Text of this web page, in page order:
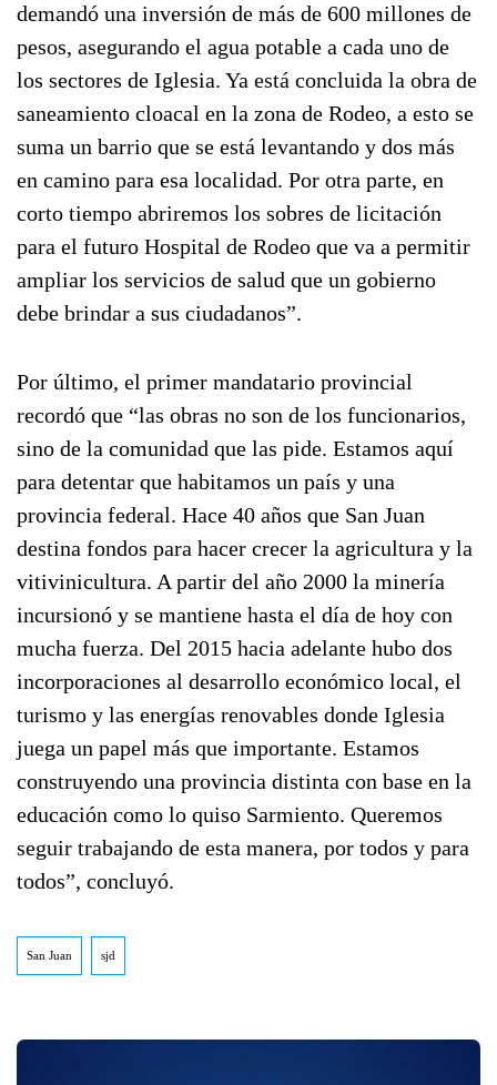
demandó una inversión de más de 600 millones de
pesos, asegurando el agua potable a cada uno de
los sectores de Iglesia. Ya está concluida la obra de
saneamiento cloacal en la zona de Rodeo, a esto se
suma un barrio que se está levantando y dos más
en camino para esa localidad. Por otra parte, en
corto tiempo abriremos los sobres de licitación
para el futuro Hospital de Rodeo que va a permitir
ampliar los servicios de salud que un gobierno
debe brindar a sus ciudadanos”.
Por último, el primer mandatario provincial
recordó que “las obras no son de los funcionarios,
sino de la comunidad que las pide. Estamos aquí
para detentar que habitamos un país y una
provincia federal. Hace 40 años que San Juan
destina fondos para hacer crecer la agricultura y la
vitivinicultura. A partir del año 2000 la minería
incursionó y se mantiene hasta el día de hoy con
mucha fuerza. Del 2015 hacia adelante hubo dos
incorporaciones al desarrollo económico local, el
turismo y las energías renovables donde Iglesia
juega un papel más que importante. Estamos
construyendo una provincia distinta con base en la
educación como lo quiso Sarmiento. Queremos
seguir trabajando de esta manera, por todos y para
todos”, concluyó.
San Juan sjd